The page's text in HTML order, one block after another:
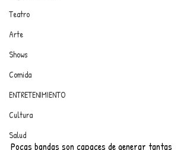
PARA MÁS INFORMACIÓN:
dinamicaseltrendytop@gmail.com
Teatro
Arte
Shows
Comida
ENTRETENIMIENTO
Cultura
Salud
Pocas bandas son capaces de generar tantas